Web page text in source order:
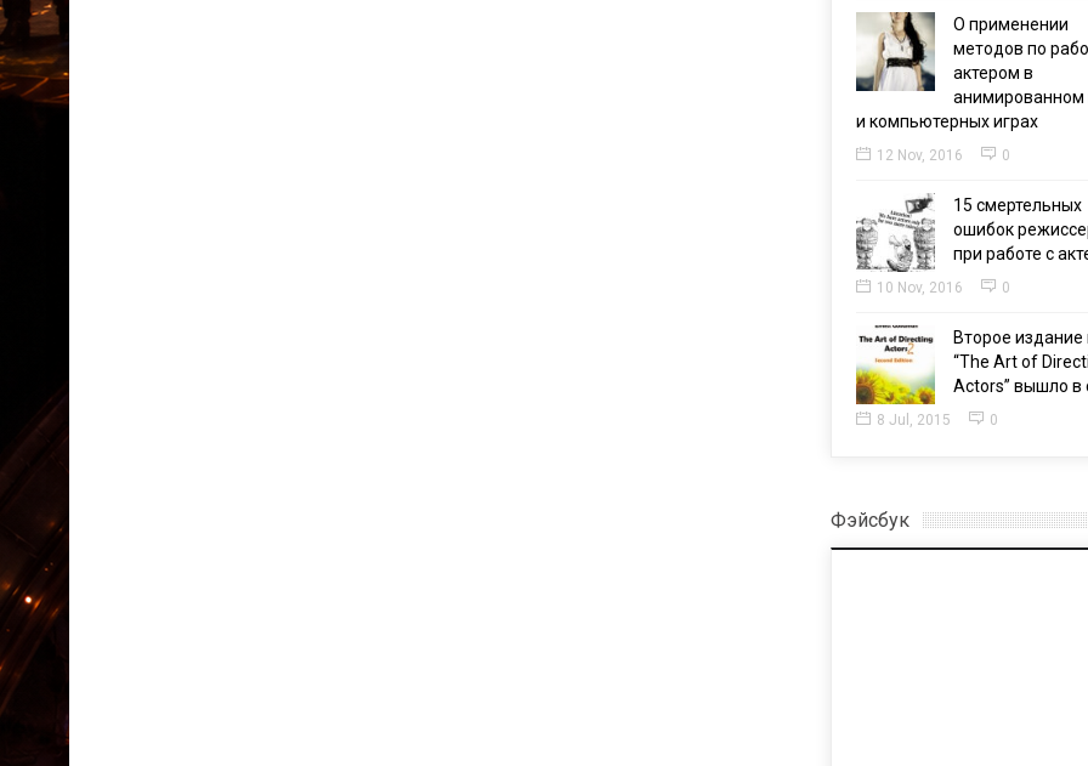
О применении
методов по
актером в
анимированном
и компьютерных играх
12 Nov, 2016 0
15 смертельных
ошибок
при работе с
10 Nov, 2016 0
Второе издание
“The Art of
Actors” вышло в
8 Jul, 2015 0
Фэйсбук